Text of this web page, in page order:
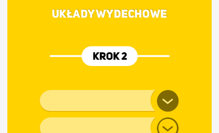
UKŁADY WYDECHOWE